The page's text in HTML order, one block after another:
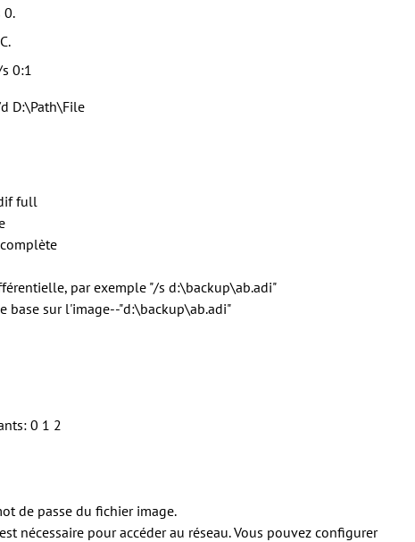
0.
0:1
D:\Path\File
full
par exemple "/s d:\backup\ab.adi"
base sur l'image--"d:\backup\ab.adi"
0 1 2
de passe du fichier image.
nécessaire pour accéder au réseau. Vous pouvez configurer